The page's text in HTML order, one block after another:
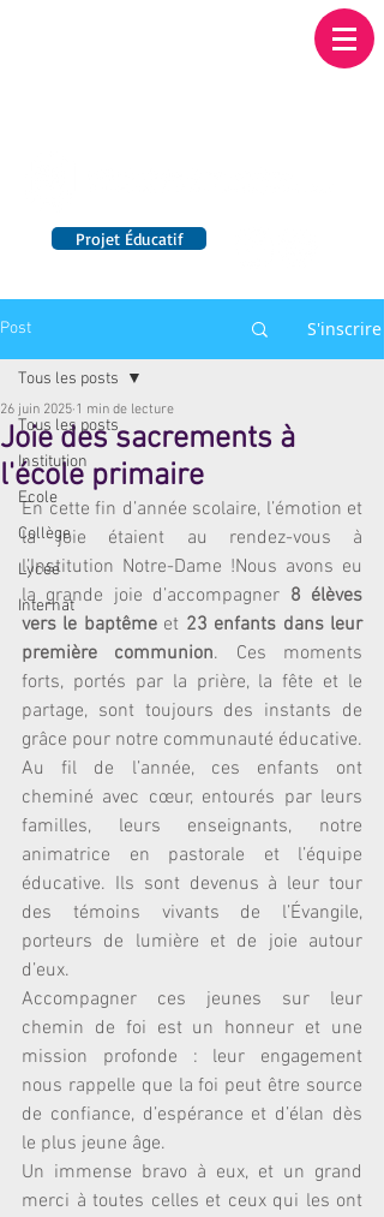
Projet Éducatif
Post S'inscrire
Tous les posts
Institution
Ecole
Collège
Lycée
Internat
Tous les posts
Joie des sacrements à
l'école primaire
26 juin 2025 1 min de lecture
En cette fin d’année scolaire, l’émotion et
la joie étaient au rendez-vous à
l’Institution Notre-Dame !Nous avons eu
la grande joie d’accompagner 8 élèves
vers le baptême et 23 enfants dans leur
première communion. Ces moments
forts, portés par la prière, la fête et le
partage, sont toujours des instants de
grâce pour notre communauté éducative.
Au fil de l’année, ces enfants ont
cheminé avec cœur, entourés par leurs
familles, leurs enseignants, notre
animatrice en pastorale et l’équipe
éducative. Ils sont devenus à leur tour
des témoins vivants de l’Évangile,
porteurs de lumière et de joie autour
d’eux.
Accompagner ces jeunes sur leur
chemin de foi est un honneur et une
mission profonde : leur engagement
nous rappelle que la foi peut être source
de confiance, d’espérance et d’élan dès
le plus jeune âge.
Un immense bravo à eux, et un grand
merci à toutes celles et ceux qui les ont